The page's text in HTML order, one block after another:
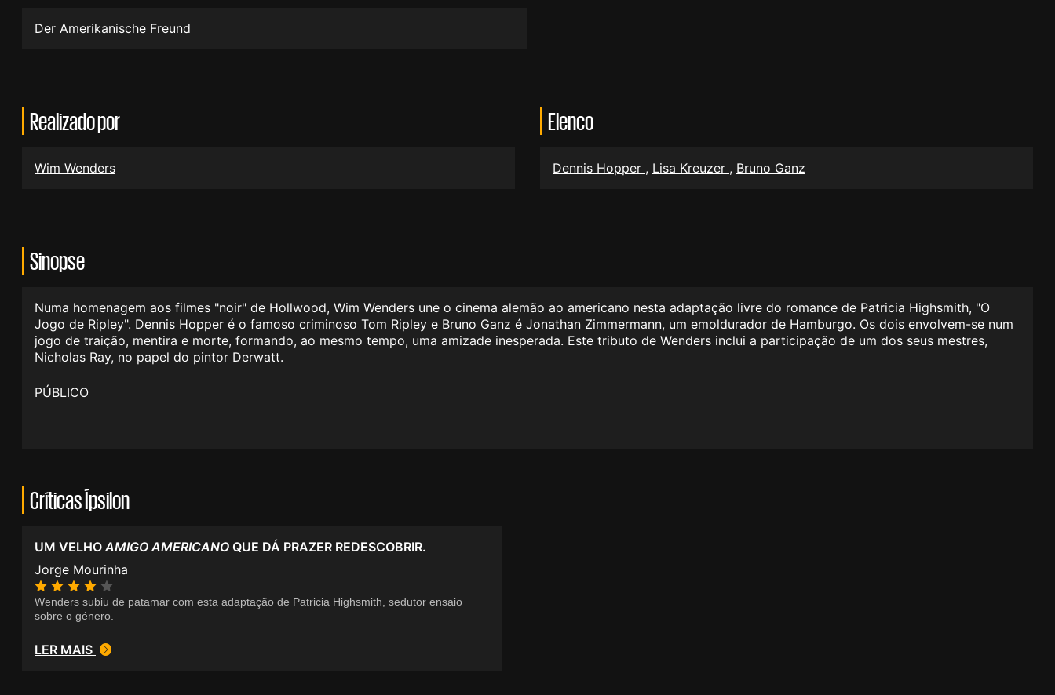
Der Amerikanische Freund
Realizado por
Wim Wenders
Elenco
Dennis Hopper , Lisa Kreuzer , Bruno Ganz
Sinopse
Numa homenagem aos filmes "noir" de Hollwood, Wim Wenders une o cinema alemão ao americano nesta adaptação livre do romance de Patricia Highsmith, "O
Jogo de Ripley". Dennis Hopper é o famoso criminoso Tom Ripley e Bruno Ganz é Jonathan Zimmermann, um emoldurador de Hamburgo. Os dois envolvem-se num
jogo de traição, mentira e morte, formando, ao mesmo tempo, uma amizade inesperada. Este tributo de Wenders inclui a participação de um dos seus mestres,
Nicholas Ray, no papel do pintor Derwatt.
PÚBLICO
Críticas Ípsilon
UM VELHOAMIGO AMERICANO QUE DÁ PRAZER REDESCOBRIR.
Jorge Mourinha
Wenders subiu de patamar com esta adaptação de Patricia Highsmith, sedutor ensaio
sobre o género.
LER MAIS